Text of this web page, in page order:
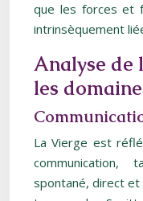
que les forces et
intrinsèquement
Analyse de
les
La Vierge est
spontané, direct